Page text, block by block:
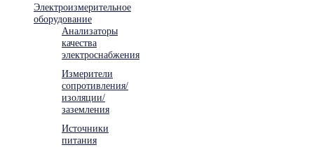
Электроизмерительное
оборудование
Анализаторы
качества
электроснабжения
Измерители
сопротивления/
изоляции/
заземления
Источники
питания